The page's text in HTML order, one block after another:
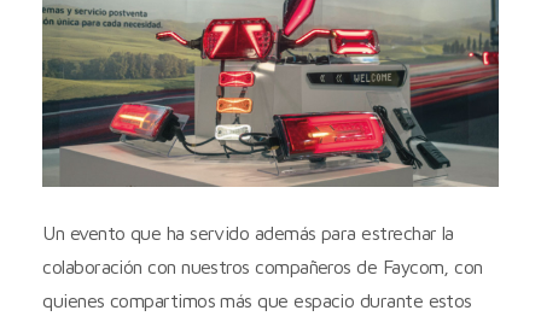
Un evento que ha servido además para estrechar la
colaboración con nuestros compañeros de Faycom, con
quienes compartimos más que espacio durante estos